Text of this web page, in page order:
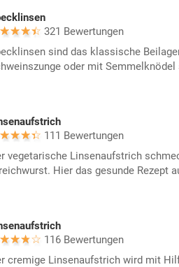
321 Bewertungen
sind das klassische
oder mit Semmelknödel
111 Bewertungen
vegetarische Linsenaufstrich
Hier das gesunde Rezept
116 Bewertungen
cremige Linsenaufstrich wird mit